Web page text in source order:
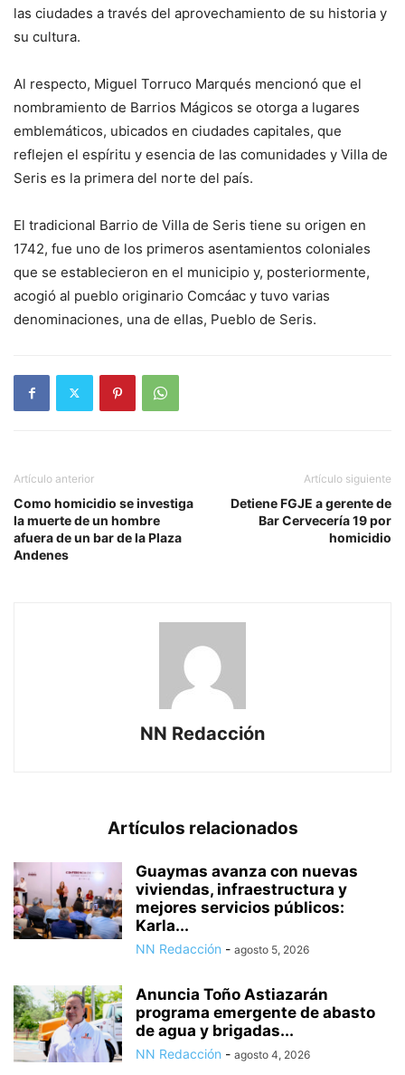
las ciudades a través del aprovechamiento de su historia y
su cultura.
Al respecto, Miguel Torruco Marqués mencionó que el
nombramiento de Barrios Mágicos se otorga a lugares
emblemáticos, ubicados en ciudades capitales, que
reflejen el espíritu y esencia de las comunidades y Villa de
Seris es la primera del norte del país.
El tradicional Barrio de Villa de Seris tiene su origen en
1742, fue uno de los primeros asentamientos coloniales
que se establecieron en el municipio y, posteriormente,
acogió al pueblo originario Comcáac y tuvo varias
denominaciones, una de ellas, Pueblo de Seris.
Artículo anterior
Como homicidio se investiga
la muerte de un hombre
afuera de un bar de la Plaza
Andenes
Artículo siguiente
Detiene FGJE a gerente de
Bar Cervecería 19 por
homicidio
NN Redacción
Artículos relacionados
Guaymas avanza con nuevas
viviendas, infraestructura y
mejores servicios públicos:
Karla...
NN Redacción - agosto 5, 2026
Anuncia Toño Astiazarán
programa emergente de abasto
de agua y brigadas...
NN Redacción - agosto 4, 2026